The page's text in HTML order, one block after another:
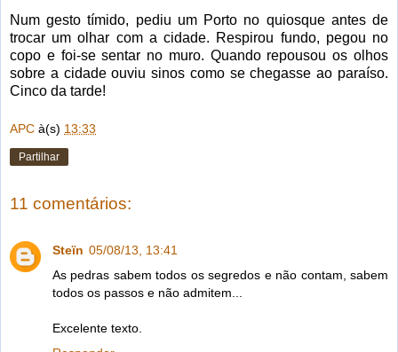
Num gesto tímido, pediu um Porto no quiosque antes de
trocar um olhar com a cidade. Respirou fundo, pegou no
copo e foi-se sentar no muro. Quando repousou os olhos
sobre a cidade ouviu sinos como se chegasse ao paraíso.
Cinco da tarde!
APC à(s) 13:33
Partilhar
11 comentários:
Steïn 05/08/13, 13:41
As pedras sabem todos os segredos e não contam, sabem
todos os passos e não admitem...
Excelente texto.